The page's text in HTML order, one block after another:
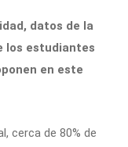
datos de la
los estudiantes
en este
cerca de 80% de